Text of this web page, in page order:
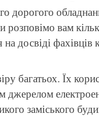
дорогого
вам
досвіді
багатьох. Їх
заміського